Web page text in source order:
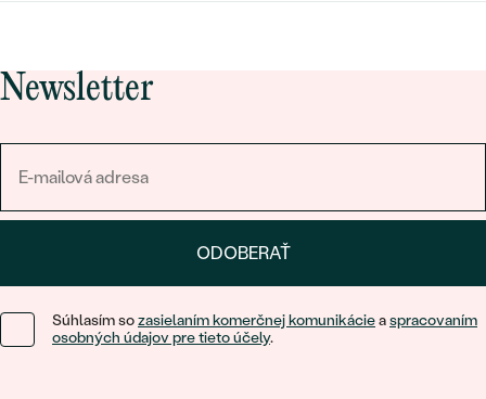
Newsletter
ODOBERAŤ
Súhlasím sozasielaním komerčnej komunikácieaspracovaním
osobných údajov pre tieto účely.